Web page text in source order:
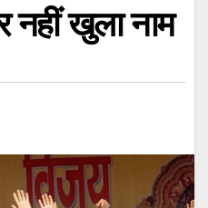
नहीं खुला नाम